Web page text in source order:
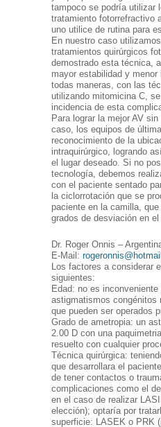
tampoco se podría utilizar
tratamiento fotorrefractivo
uno utilice de rutina para
En nuestro caso
tratamientos quirúrgicos
demostrado esta técnica,
mayor estabilidad y
todas maneras, con las
utilizando mitomicina C,
incidencia de esta
Para lograr la mejor AV
caso, los equipos de
reconocimiento de la
intraquirúrgico, logrando
el lugar deseado. Si no
tecnología, debemos
con el paciente sentado
la ciclorrotación que se
paciente en la camilla,
grados de desviación en
Dr. Roger Onnis –
E-Mail:
Los factores a considerar
siguientes:
Edad: no es
astigmatismos congénitos
que pueden ser operados
Grado de ametropia: un
2.00 D con una
resuelto con cualquier
Técnica quirúrgica:
que desarrollara el
de tener contactos o
complicaciones como el
en el caso de realizar
elección); optaría por
superficie: LASEK o PRK